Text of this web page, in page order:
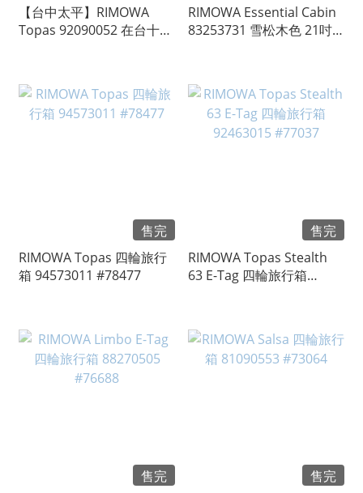
【台中太平】RIMOWA
Topas 92090052 在台十週
RIMOWA Essential Cabin
83253731 雪松木色 21吋
售完
RIMOWA Topas 四輪旅行
箱 94573011 #78477
售完
RIMOWA Topas Stealth
63 E-Tag 四輪旅行箱
售完
售完